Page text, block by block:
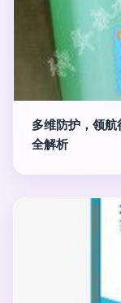
多维防护，领
全解析